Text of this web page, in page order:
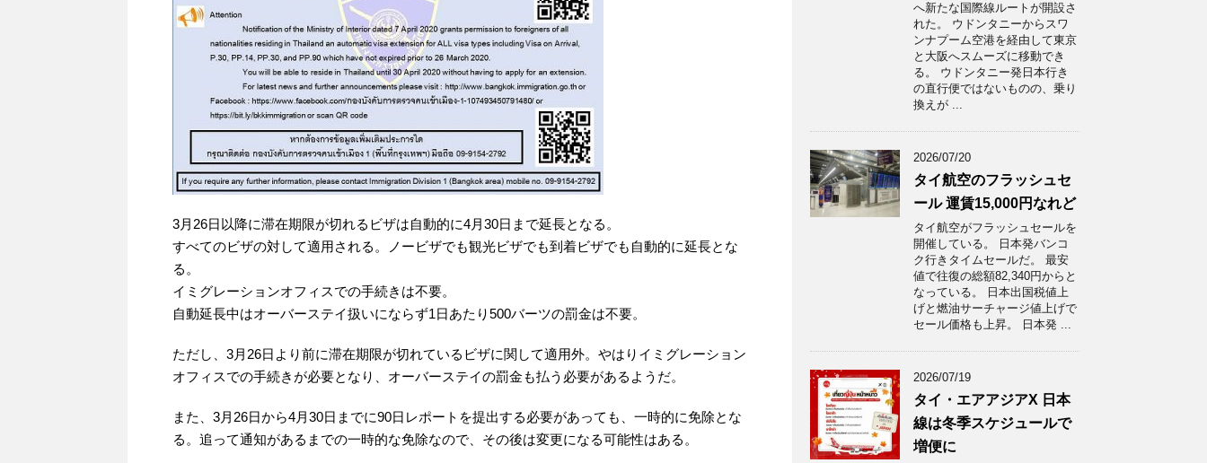
3月26日以降に滞在期限が切れるビザは自動的に4月30日まで延長となる。
すべてのビザの対して適用される。ノービザでも観光ビザでも到着ビザでも自動的に延長とな
る。
イミグレーションオフィスでの手続きは不要。
自動延長中はオーバーステイ扱いにならず1日あたり500バーツの罰金は不要。
ただし、3月26日より前に滞在期限が切れているビザに関して適用外。やはりイミグレーション
オフィスでの手続きが必要となり、オーバーステイの罰金も払う必要があるようだ。
また、3月26日から4月30日までに90日レポートを提出する必要があっても、一時的に免除とな
る。追って通知があるまでの一時的な免除なので、その後は変更になる可能性はある。
へ新たな国際線ルートが開設さ
れた。 ウドンタニーからスワ
ンナプーム空港を経由して東京
と大阪へスムーズに移動でき
る。 ウドンタニー発日本行き
の直行便ではないものの、乗り
換えが ...
2026/07/20
タイ航空のフラッシュセ
ール 運賃15,000円なれど
タイ航空がフラッシュセールを
開催している。 日本発バンコ
ク行きタイムセールだ。 最安
値で往復の総額82,340円からと
なっている。 日本出国税値上
げと燃油サーチャージ値上げで
セール価格も上昇。 日本発 ...
2026/07/19
タイ・エアアジアX 日本
線は冬季スケジュールで
増便に